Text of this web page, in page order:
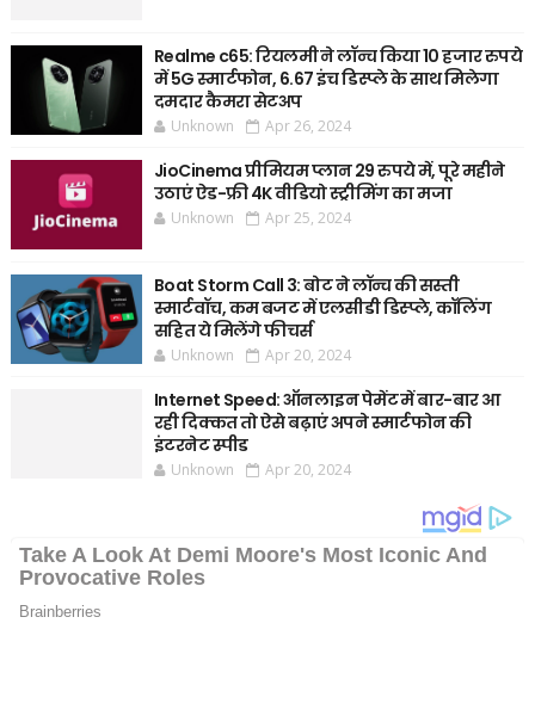
Realme c65: रियलमी ने लॉन्च किया 10 हजार रुपये
में 5G स्मार्टफोन, 6.67 इंच डिस्प्ले के साथ मिलेगा
दमदार कैमरा सेटअप
Unknown Apr 26, 2024
JioCinema प्रीमियम प्लान 29 रुपये में, पूरे महीने
उठाएं ऐड-फ्री 4K वीडियो स्ट्रीमिंग का मजा
Unknown Apr 25, 2024
Boat Storm Call 3: बोट ने लॉन्च की सस्ती
स्मार्टवॉच, कम बजट में एलसीडी डिस्प्ले, कॉलिंग
सहित ये मिलेंगे फीचर्स
Unknown Apr 20, 2024
Internet Speed: ऑनलाइन पेमेंट में बार-बार आ
रही दिक्कत तो ऐसे बढ़ाएं अपने स्मार्टफोन की
इंटरनेट स्पीड
Unknown Apr 20, 2024